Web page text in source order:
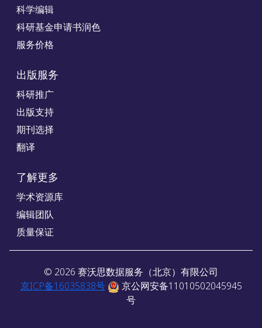
科学编辑
科研基金申请书润色
服务价格
出版服务
科研推广
出版支持
期刊选择
翻译
了解更多
学术资源库
编辑团队
质量保证
© 2026 赛沃思数据服务（北京）有限公司
京ICP备16035838号
京公网安备11010502045945
号